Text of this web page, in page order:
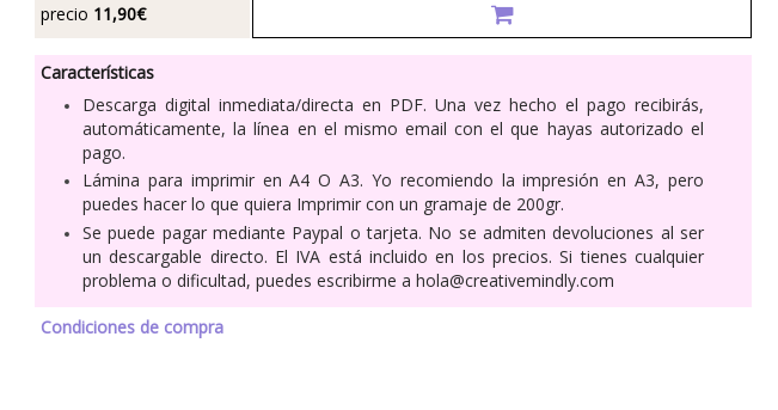
precio 11,90€
Características
Descarga digital inmediata/directa en PDF. Una vez hecho el pago recibirás,
automáticamente, la línea en el mismo email con el que hayas autorizado el
pago.
Lámina para imprimir en A4 O A3. Yo recomiendo la impresión en A3, pero
puedes hacer lo que quiera Imprimir con un gramaje de 200gr.
Se puede pagar mediante Paypal o tarjeta. No se admiten devoluciones al ser
un descargable directo. El IVA está incluido en los precios. Si tienes cualquier
problema o dificultad, puedes escribirme a hola@creativemindly.com
Condiciones de compra